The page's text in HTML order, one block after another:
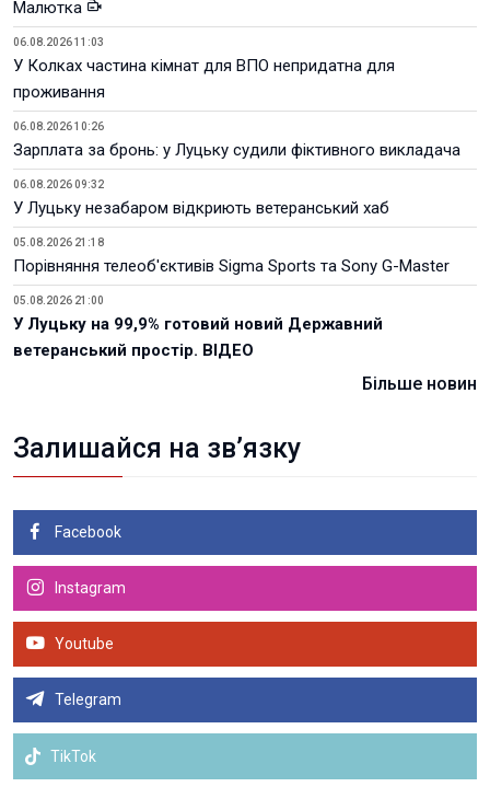
Малютка
06.08.2026 11:03
У Колках частина кімнат для ВПО непридатна для
проживання
06.08.2026 10:26
Зарплата за бронь: у Луцьку судили фіктивного викладача
06.08.2026 09:32
У Луцьку незабаром відкриють ветеранський хаб
05.08.2026 21:18
Порівняння телеоб'єктивів Sigma Sports та Sony G-Master
05.08.2026 21:00
У Луцьку на 99,9% готовий новий Державний
ветеранський простір. ВІДЕО
Більше новин
Залишайся на зв’язку
Facebook
Instagram
Youtube
Telegram
TikTok